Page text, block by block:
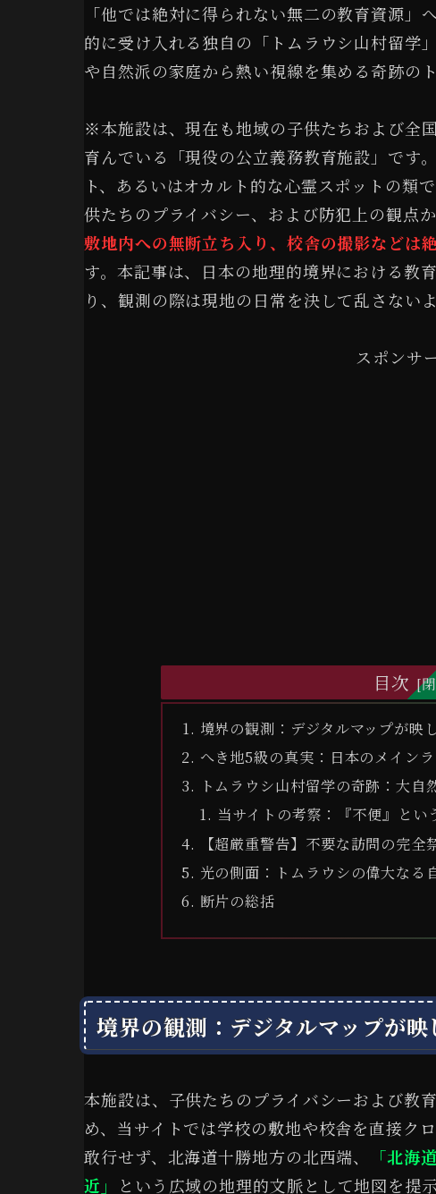
「他では絶対に得られない無二の教育資源
的に受け入れる独自の「トムラウシ山村留学
や自然派の家庭から熱い視線を集める奇跡の
※本施設は、現在も地域の子供たちおよび全
育んでいる「現役の公立義務教育施設」です
ト、あるいはオカルト的な心霊スポットの類
供たちのプライバシー、および防犯上の観点か
敷地内への無断立ち入り、校舎の撮影などは
す。本記事は、日本の地理的境界における教
り、観測の際は現地の日常を決して乱さない
スポンサ
目次
境界の観測：デジタルマップが映
へき地5級の真実：日本のメイン
トムラウシ山村留学の奇跡：大
当サイトの考察：『不便』と
【超厳重警告】不要な訪問の完
光の側面：トムラウシの偉大なる
断片の総括
境界の観測：デジタルマップが
本施設は、子供たちのプライバシーおよび教
め、当サイトでは学校の敷地や校舎を直接ク
敢行せず、北海道十勝地方の北西端、
「北海
近」
という広域の地理的文脈として地図を提